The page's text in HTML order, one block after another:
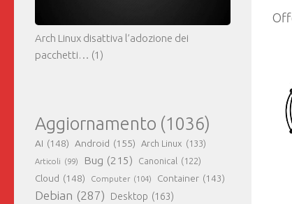
Arch Linux disattiva l’adozione dei
pacchetti… (1)
Aggiornamento (1036)
AI (148) Android (155) Arch Linux (133)
Articoli (99) Bug (215) Canonical (122)
Cloud (148) Computer (104) Container (143)
Debian (287) Desktop (163)